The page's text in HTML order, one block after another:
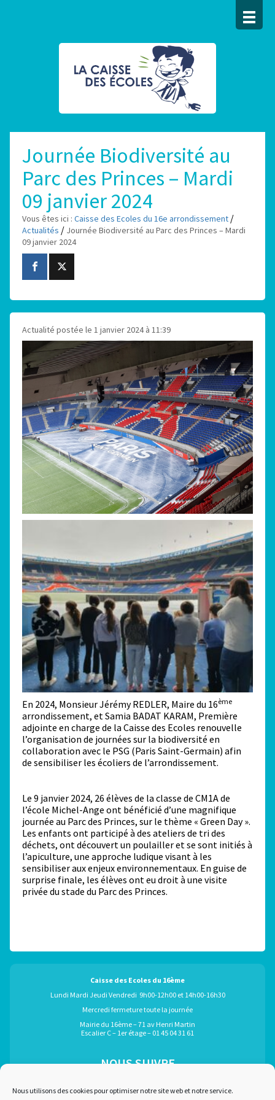
Nous utilisons des cookies pour optimiser notre site web et notre service.
Journée Biodiversité au
Parc des Princes – Mardi
09 janvier 2024
Vous êtes ici : Caisse des Ecoles du 16e arrondissement /
Actualités / Journée Biodiversité au Parc des Princes – Mardi
09 janvier 2024
Actualité postée le 1 janvier 2024 à 11:39
En 2024, Monsieur Jérémy REDLER, Maire du 16ème
arrondissement, et Samia BADAT KARAM, Première
adjointe en charge de la Caisse des Ecoles renouvelle
l’organisation de journées sur la biodiversité en
collaboration avec le PSG (Paris Saint-Germain) afin
de sensibiliser les écoliers de l’arrondissement.
Le 9 janvier 2024, 26 élèves de la classe de CM1A de
l’école Michel-Ange ont bénéficié d’une magnifique
journée au Parc des Princes, sur le thème « Green Day ».
Les enfants ont participé à des ateliers de tri des
déchets, ont découvert un poulailler et se sont initiés à
l’apiculture, une approche ludique visant à les
sensibiliser aux enjeux environnementaux. En guise de
surprise finale, les élèves ont eu droit à une visite
privée du stade du Parc des Princes.
Caisse des Ecoles du 16ème
Lundi Mardi Jeudi Vendredi 9h00-12h00 et 14h00-16h30
Mercredi fermeture toute la journée
Mairie du 16ème – 71 av Henri Martin
Escalier C – 1er étage – 01 45 04 31 61
NOUS SUIVRE